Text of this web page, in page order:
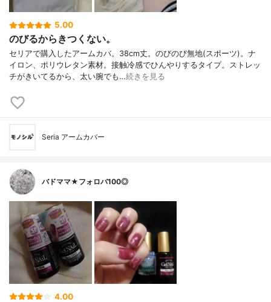
5.00
のびるからきつくない。
セリアで購入したアームカバ。38cm丈。のびのび無地(スポーツ)。ナ
イロン、ポリウレタン素材。接触冷感でひんやりするタイプ。ストレッ
チがきいてるから、太い腕でも…続きを見る
Seria アームカバー
バドママ★フォロバ100◎
4.00